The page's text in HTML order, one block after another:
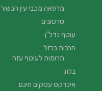
מרפאה מכבי עין הבשור
סרטונים
עוטף נדל”ן
חרבות ברזל
תרומות לעוטף עזה
בלוג
אינדקס עסקים חינם